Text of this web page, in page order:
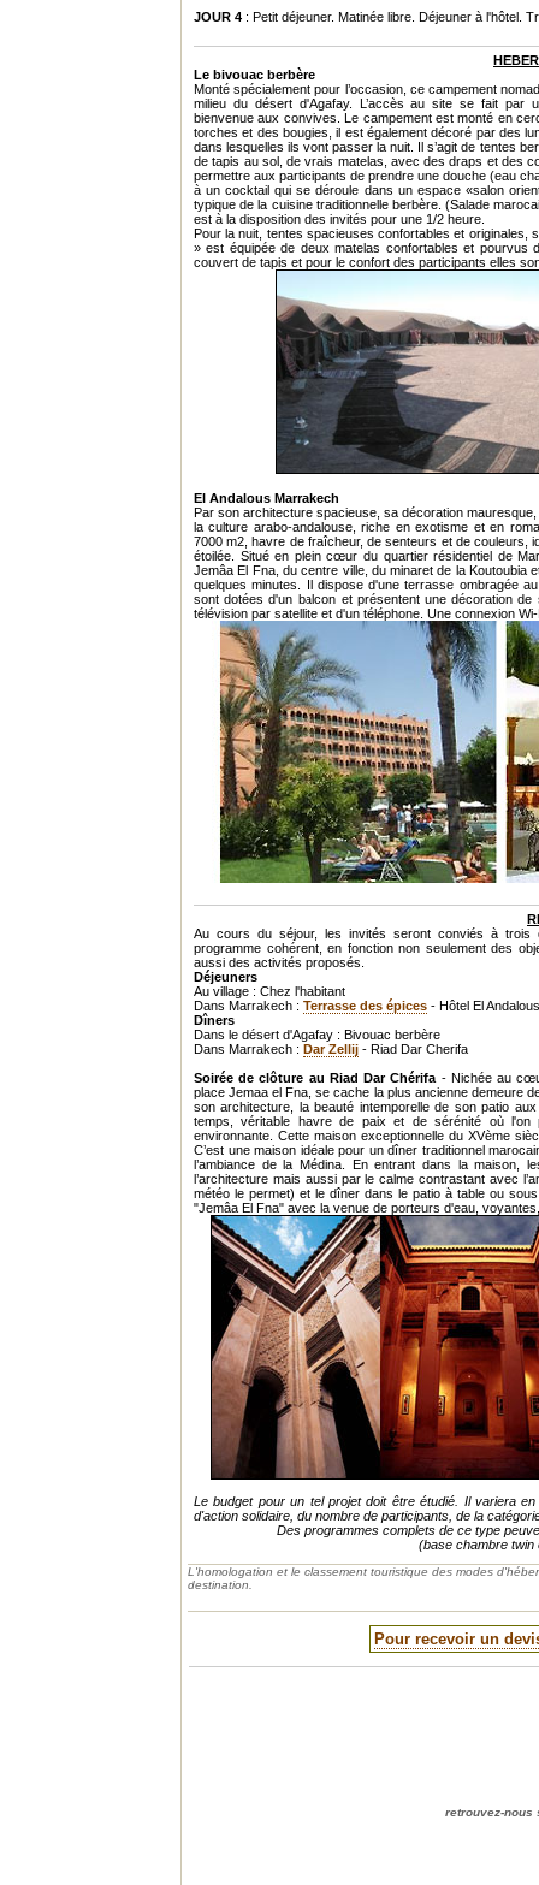
JOUR 4 : Petit déjeuner. Matinée libre. Déjeuner à l'hôtel.
Le bivouac berbère
Monté spécialement pour l’occasion, ce campement
milieu du désert d'Agafay. L’accès au site se fait par
bienvenue aux convives. Le campement est monté en
torches et des bougies, il est également décoré par des
dans lesquelles ils vont passer la nuit. Il s’agit de tentes
de tapis au sol, de vrais matelas, avec des draps et des
permettre aux participants de prendre une douche (eau
à un cocktail qui se déroule dans un espace «salon
typique de la cuisine traditionnelle berbère. (Salade
est à la disposition des invités pour une 1/2 heure.
Pour la nuit, tentes spacieuses confortables et originales,
» est équipée de deux matelas confortables et
couvert de tapis et pour le confort des participants elles
El Andalous Marrakech
Par son architecture spacieuse, sa décoration
la culture arabo-andalouse, riche en exotisme et en
7000 m2, havre de fraîcheur, de senteurs et de couleurs,
étoilée. Situé en plein cœur du quartier résidentiel de
Jemâa El Fna, du centre ville, du minaret de la Koutoubia
quelques minutes. Il dispose d'une terrasse ombragée
sont dotées d'un balcon et présentent une décoration
télévision par satellite et d'un téléphone. Une connexion
Au cours du séjour, les invités seront conviés à
programme cohérent, en fonction non seulement des
aussi des activités proposés.
Déjeuners
Au village : Chez l'habitant
Dans Marrakech : Terrasse des épices - Hôtel El Andalous
Dîners
Dans le désert d'Agafay : Bivouac berbère
Dans Marrakech : Dar Zellij - Riad Dar Cherifa
Soirée de clôture au Riad Dar Chérifa - Nichée au
place Jemaa el Fna, se cache la plus ancienne demeure
son architecture, la beauté intemporelle de son patio
temps, véritable havre de paix et de sérénité où l'on
environnante. Cette maison exceptionnelle du XVème
C’est une maison idéale pour un dîner traditionnel
l’ambiance de la Médina. En entrant dans la maison,
l’architecture mais aussi par le calme contrastant avec
météo le permet) et le dîner dans le patio à table ou
"Jemâa El Fna" avec la venue de porteurs d'eau,
Le budget pour un tel projet doit être étudié. Il variera
d'action solidaire, du nombre de participants, de la
Des programmes complets de ce type
(base chambre twin
L'homologation et le classement touristique des modes
destination.
Pour recevoir un
retrouvez-